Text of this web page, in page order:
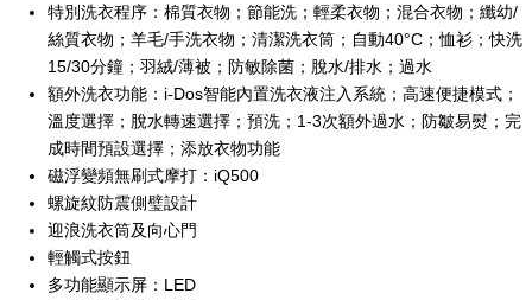
特別洗衣程序：棉質衣物；節能洗；輕柔衣物；混合衣物；纖幼/
絲質衣物；羊毛/手洗衣物；清潔洗衣筒；自動40°C；恤衫；快洗
15/30分鐘；羽絨/薄被；防敏除菌；脫水/排水；過水
額外洗衣功能：i-Dos智能內置洗衣液注入系統；高速便捷模式；
溫度選擇；脫水轉速選擇；預洗；1-3次額外過水；防皺易熨；完
成時間預設選擇；添放衣物功能
磁浮變頻無刷式摩打：iQ500
螺旋紋防震側璧設計
迎浪洗衣筒及向心門
輕觸式按鈕
多功能顯示屏：LED